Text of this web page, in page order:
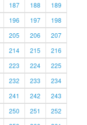
187 188
189
196 197
198
205 206
207
214 215
216
223 224
225
232 233
234
241 242
243
250 251
252